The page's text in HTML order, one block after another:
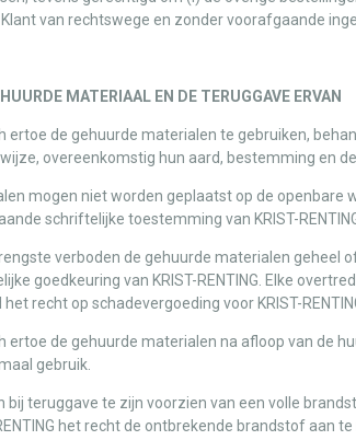
van rechtswege en zonder voorafgaande
MATERIAAL EN DE TERUGGAVE ERVAN
ertoe de gehuurde materialen te gebruiken,
overeenkomstig hun aard, bestemming en
mogen niet worden geplaatst op de
schriftelijke toestemming van KRIST-
verboden de gehuurde materialen
goedkeuring van KRIST-RENTING. Elke
recht op schadevergoeding voor KRIST-
ertoe de gehuurde materialen na afloop van de
gebruik.
bij teruggave te zijn voorzien van een volle
het recht de ontbrekende brandstof aan